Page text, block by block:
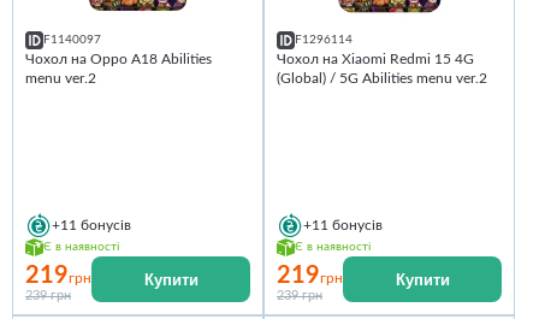
F1140097
Чохол на Oppo A18 Abilities
menu ver.2
+11 бонусів
Є в наявності
219грн
239 грн
Купити
F1296114
Чохол на Xiaomi Redmi 15 4G
(Global) / 5G Abilities menu ver.2
+11 бонусів
Є в наявності
219грн
239 грн
Купити